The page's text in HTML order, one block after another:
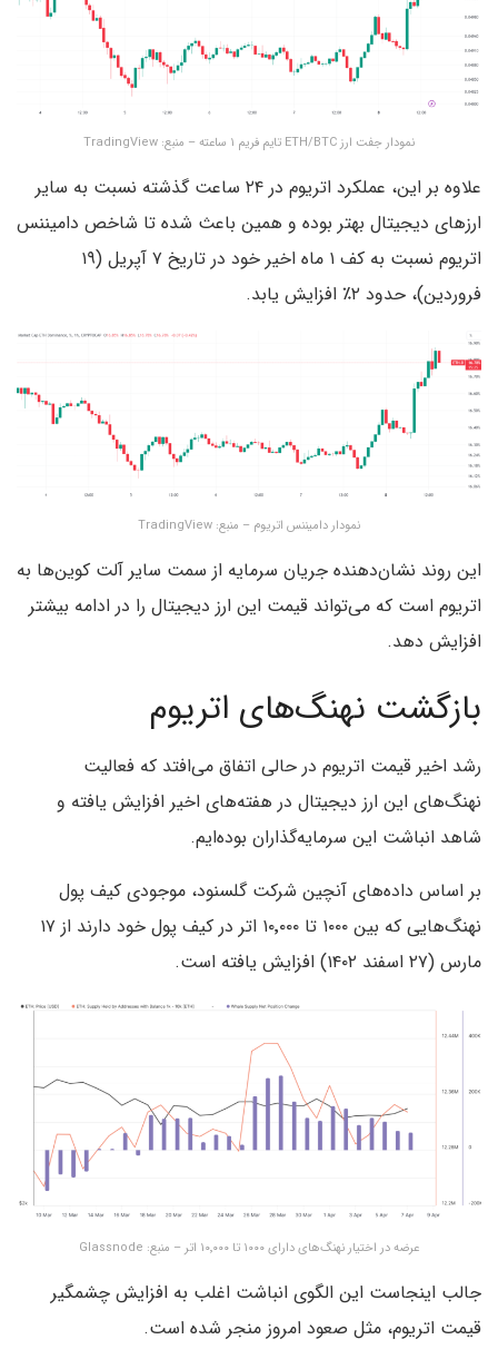
نمودار جفت ارز ETH/BTC تایم فریم ۱ ساعته – منبع: TradingView
علاوه بر این، عملکرد اتریوم در ۲۴ ساعت گذشته نسبت به سایر
ارزهای دیجیتال بهتر بوده و همین باعث شده تا شاخص دامیننس
اتریوم نسبت به کف ۱ ماه اخیر خود در تاریخ ۷ آپریل (۱۹
فروردین)، حدود ۲٪ افزایش یابد.
نمودار دامیننس اتریوم – منبع: TradingView
این روند نشان‌دهنده جریان سرمایه از سمت سایر آلت کوین‌ها به
اتریوم است که می‌تواند قیمت این ارز دیجیتال را در ادامه بیشتر
افزایش دهد.
بازگشت نهنگ‌های اتریوم
رشد اخیر قیمت اتریوم در حالی اتفاق می‌افتد که فعالیت
نهنگ‌های این ارز دیجیتال در هفته‌های اخیر افزایش یافته و
شاهد انباشت این سرمایه‌گذاران بوده‌ایم.
بر اساس داده‌های آنچین شرکت گلسنود، موجودی کیف پول
نهنگ‌هایی که بین ۱۰۰۰ تا ۱۰٬۰۰۰ اتر در کیف پول خود دارند از ۱۷
مارس (۲۷ اسفند ۱۴۰۲)‌ افزایش یافته است.
عرضه در اختیار نهنگ‌های دارای ۱۰۰۰ تا ۱۰٬۰۰۰ اتر – منبع:‌ Glassnode
جالب اینجاست این الگوی انباشت اغلب به افزایش چشمگیر
قیمت اتریوم، مثل صعود امروز منجر شده است.